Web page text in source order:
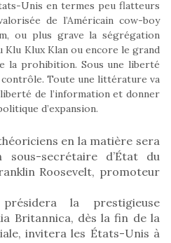
Unis en termes peu flatteurs
de l’Américain cow-boy
ou plus grave la ségrégation
Klu Klux Klan ou encore le grand
la prohibition. Sous une liberté
Toute une littérature va
de l’information et donner
d’expansion.
en la matière sera
sous-secrétaire d’État du
Roosevelt, promoteur
la prestigieuse
Britannica, dès la fin de la
invitera les États-Unis à